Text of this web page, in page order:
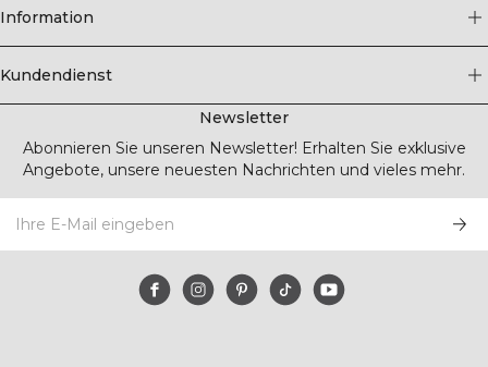
Information
Kundendienst
Newsletter
Abonnieren Sie unseren Newsletter! Erhalten Sie exklusive
Angebote, unsere neuesten Nachrichten und vieles mehr.